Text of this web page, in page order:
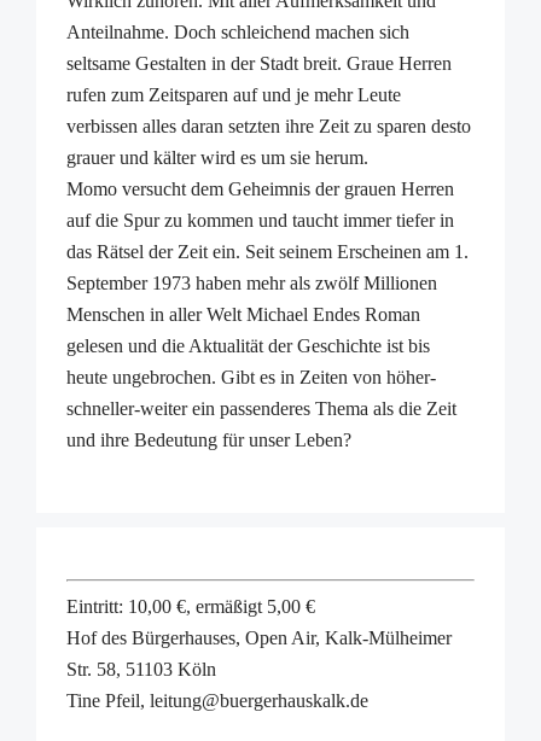
Anteilnahme. Doch schleichend machen sich
seltsame Gestalten in der Stadt breit. Graue Herren
rufen zum Zeitsparen auf und je mehr Leute
verbissen alles daran setzten ihre Zeit zu sparen desto
grauer und kälter wird es um sie herum.
Momo versucht dem Geheimnis der grauen Herren
auf die Spur zu kommen und taucht immer tiefer in
das Rätsel der Zeit ein. Seit seinem Erscheinen am 1.
September 1973 haben mehr als zwölf Millionen
Menschen in aller Welt Michael Endes Roman
gelesen und die Aktualität der Geschichte ist bis
heute ungebrochen. Gibt es in Zeiten von höher-
schneller-weiter ein passenderes Thema als die Zeit
und ihre Bedeutung für unser Leben?
Eintritt: 10,00 €, ermäßigt 5,00 €
Hof des Bürgerhauses, Open Air, Kalk-Mülheimer
Str. 58, 51103 Köln
Tine Pfeil, leitung@buergerhauskalk.de